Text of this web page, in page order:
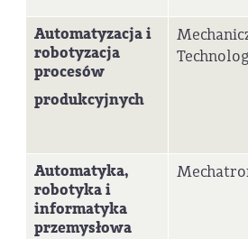
Automatyzacja i
robotyzacja
procesów
produkcyjnych
Automatyka,
robotyka i
informatyka
przemysłowa